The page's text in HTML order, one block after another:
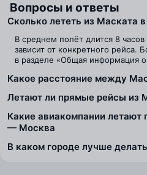
Вопросы и ответы
Сколько лететь из Маската
В среднем полёт длится 8
зависит от конкретного рейса.
в разделе «Общая информация о
Какое расстояние между
Летают ли прямые рейсы из
Какие авиакомпании
— Москва
В каком городе лучше